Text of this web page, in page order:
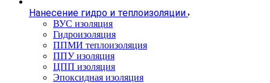
Нанесение гидро и теплоизоляции
ВУС изоляция
Гидроизоляция
ППМИ теплоизоляция
ППУ изоляция
ЦПП изоляция
Эпоксидная изоляция